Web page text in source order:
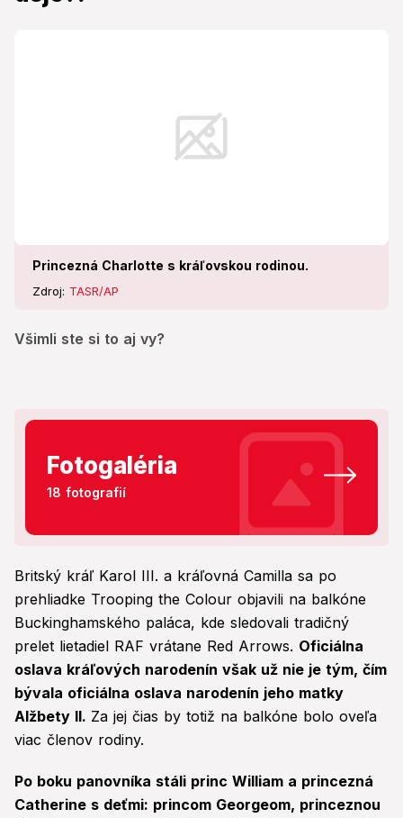
Princezná Charlotte s kráľovskou rodinou.
Zdroj: TASR/AP
Všimli ste si to aj vy?
Fotogaléria
18 fotografií
Britský kráľ Karol III. a kráľovná Camilla sa po
prehliadke Trooping the Colour objavili na balkóne
Buckinghamského paláca, kde sledovali tradičný
prelet lietadiel RAF vrátane Red Arrows. Oficiálna
oslava kráľových narodenín však už nie je tým, čím
bývala oficiálna oslava narodenín jeho matky
Alžbety II. Za jej čias by totiž na balkóne bolo oveľa
viac členov rodiny.
Po boku panovníka stáli princ William a princezná
Catherine s deťmi: princom Georgeom, princeznou